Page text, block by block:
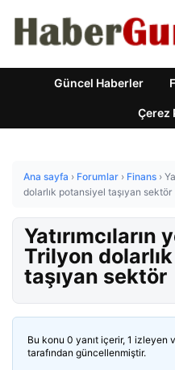
Güncel Haberler
Çerez
Ana sayfa › Forumlar › Finans ›
dolarlık potansiyel taşıyan sektör
Yatırımcıların
Trilyon
taşıyan sektör
Bu konu 0 yanıt içerir, 1 izleyen
tarafından güncellenmiştir.